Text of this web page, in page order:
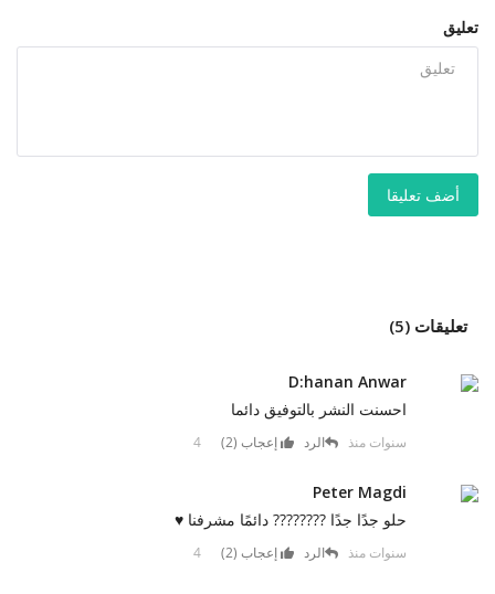
تعليق
أضف تعليقا
تعليقات (5)
D:hanan Anwar
احسنت النشر بالتوفيق دائما
4 سنوات منذ الرد إعجاب (2
)
Peter Magdi
حلو جدًا جدًا ???????? دائمًا مشرفنا ♥️
4 سنوات منذ الرد إعجاب (2
)